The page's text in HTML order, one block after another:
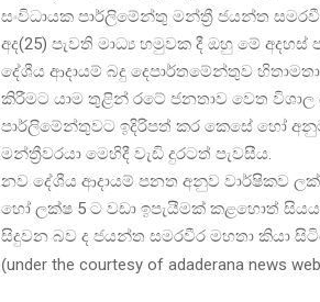
සංවිධායක පාර්ලිමේන්තු මන්ත්‍රී ජයන්ත
අද(25) පැවති මාධ්‍ය හමුවක දී ඔහු මේ අදහස්
දේශීය ආදායම් බදු දෙපාර්තමේන්තුව
කිරීමට යාම තුළින් රටේ ජනතාව වෙත
පාර්ලිමේන්තුවට ඉදිරිපත් කර කෙසේ හෝ
මන්ත්‍රීවරයා මෙහිදී වැඩි දුරටත් පැවසීය.
නව දේශීය ආදායම් පනත අනුව වාර්ෂිකව
හෝ ලක්ෂ 5 ට වඩා ඉපැයීමක් කළහොත්
සිදුවන බව ද ජයන්ත සමරවීර මහතා කියා
(under the courtesy of adaderana news web